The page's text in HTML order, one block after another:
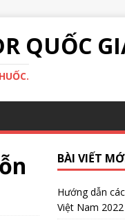
QUỐC
BÀI VIẾT
Hướng dẫn
Việt Nam 2022